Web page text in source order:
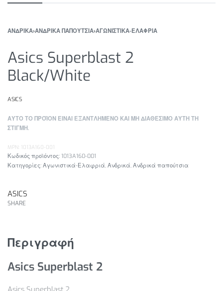
ΑΝΔΡΙΚΑ›ΑΝΔΡΙΚΑ ΠΑΠΟΥΤΣΙΑ›ΑΓΩΝΙΣΤΙΚΑ-ΕΛΑΦΡΙΑ
Asics Superblast 2
Black/White
ASICS
ΑΥΤΟ ΤΟ ΠΡΟΪΟΝ ΕΙΝΑΙ ΕΞΑΝΤΛΗΜΕΝΟ ΚΑΙ ΜΗ ΔΙΑΘΕΣΙΜΟ ΑΥΤΗ ΤΗ
ΣΤΙΓΜΗ.
MPN: 1013A160-001
1013A160-001
Κατηγορίες: Αγωνιστικά-Ελαφριά, Ανδρικά, Ανδρικά παπούτσια
ASICS
SHARE
Περιγραφή
Asics Superblast 2